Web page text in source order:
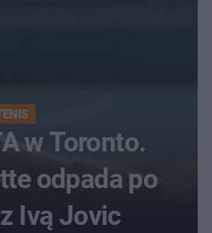
w Toronto.
odpada po
Ivą Jovic